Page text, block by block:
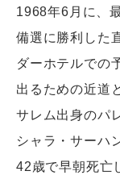
1968年6月に、
備選に勝利した
ダーホテルでの
出るための近道
サレム出身のパ
シャラ・サーハ
42歳で早朝死亡